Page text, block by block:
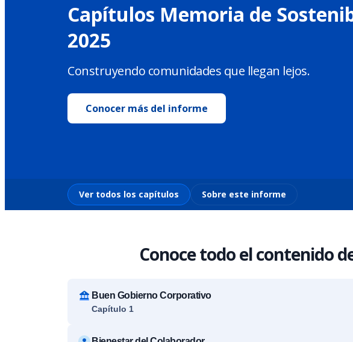
Capítulos Memoria de
2025
Construyendo comunidades que llegan lejos.
Conocer más del informe
Ver todos los capítulos Sobre este informe
Conoce todo el contenido
Buen Gobierno Corporativo
Capítulo 1